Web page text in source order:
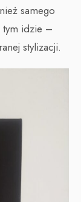
samego
tym idzie –
stylizacji.